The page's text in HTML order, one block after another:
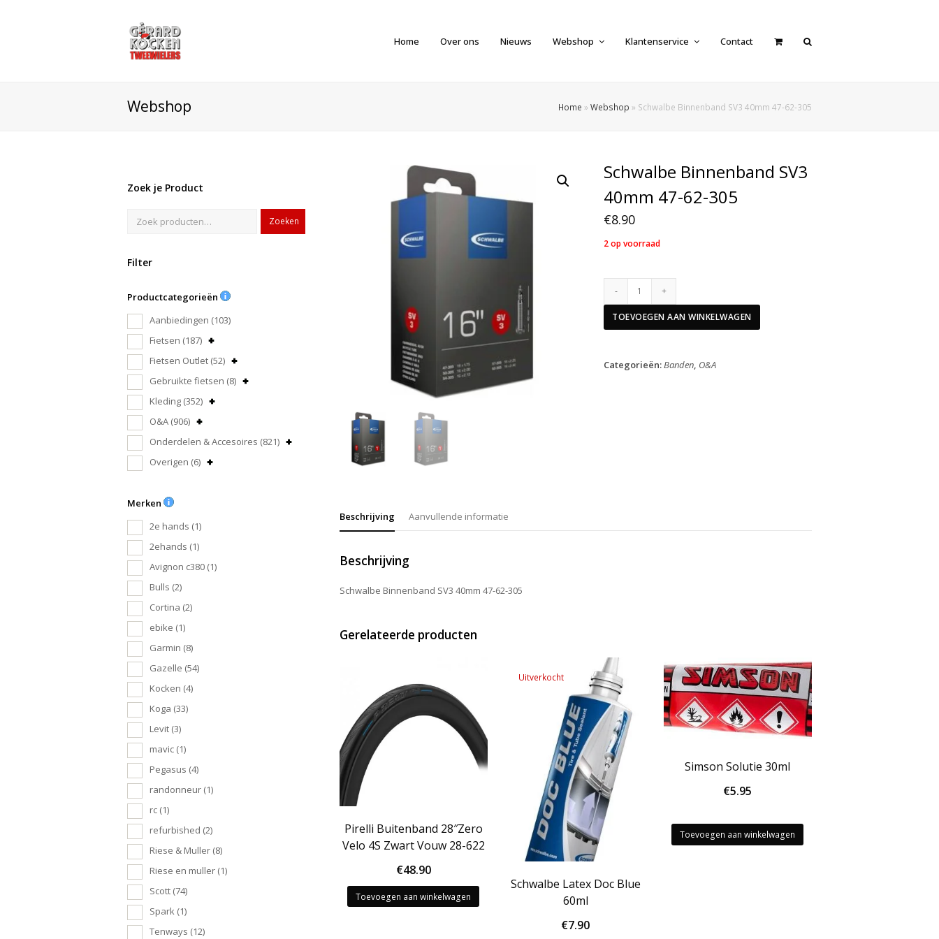
Home Over ons Nieuws Webshop Klantenservice Contact
Webshop Home » Webshop » Schwalbe Binnenband SV3 40mm 47-62-305
Zoek je Product
Zoeken
Filter
Productcategorieën
Aanbiedingen (103)
Fietsen (187)
Fietsen Outlet (52)
Gebruikte fietsen (8)
Kleding (352)
O&A (906)
Onderdelen & Accesoires (821)
Overigen (6)
Merken
2e hands (1)
2ehands (1)
Avignon c380 (1)
Bulls (2)
Cortina (2)
ebike (1)
Garmin (8)
Gazelle (54)
Kocken (4)
Koga (33)
Levit (3)
mavic (1)
Pegasus (4)
randonneur (1)
rc (1)
refurbished (2)
Riese & Muller (8)
Riese en muller (1)
Scott (74)
Spark (1)
Tenways (12)
Schwalbe Binnenband SV3
40mm 47-62-305
€8.90
2 op voorraad
Schwalbe
SV3
40mm
305
TOEVOEGEN AAN WINKELWAGEN
Categorieën:Banden, O&A
Beschrijving Aanvullende informatie
Beschrijving
Schwalbe Binnenband SV3 40mm 47-62-305
Gerelateerde producten
Pirelli Buitenband 28″Zero
Velo 4S Zwart Vouw 28-622
€48.90
Toevoegen aan winkelwagen
Uitverkocht
Schwalbe Latex Doc Blue
60ml
€7.90
Simson Solutie 30ml
€5.95
Toevoegen aan winkelwagen